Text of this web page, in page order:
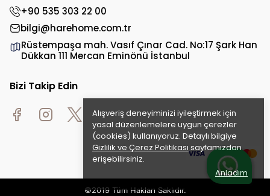
Alışveriş deneyiminizi iyileştirmek için
yasal düzenlemelere uygun çerezler
(cookies) kullanıyoruz. Detaylı bilgiye
Gizlilik ve Çerez Politikası sayfamızdan
erişebilirsiniz.
Anladım
+90 535 303 22 00
bilgi@harehome.com.tr
Rüstempaşa mah. Vasıf Çınar Cad. No:17 Şark Han
Dükkan 111 Mercan Eminönü İstanbul
Bizi Takip Edin
©2019 Tüm Hakları Saklıdır.